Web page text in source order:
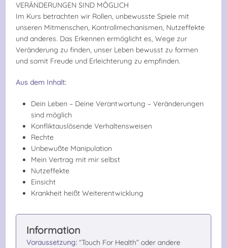
VERÄNDERUNGEN SIND MÖGLICH
Im Kurs betrachten wir Rollen, unbewusste Spiele mit
unseren Mitmenschen, Kontrollmechanismen, Nutzeffekte
und anderes. Das Erkennen ermöglicht es, Wege zur
Veränderung zu finden, unser Leben bewusst zu formen
und somit Freude und Erleichterung zu empfinden.
Aus dem Inhalt:
Dein Leben – Deine Verantwortung – Veränderungen
sind möglich
Konfliktauslösende Verhaltensweisen
Rechte
Unbewußte Manipulation
Mein Vertrag mit mir selbst
Nutzeffekte
Einsicht
Krankheit heißt Weiterentwicklung
Voraussetzung: “Touch For Health” oder andere